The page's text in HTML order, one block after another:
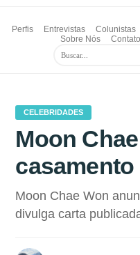
Perfis Entrevistas Colunistas
Sobre Nós
Contato
CELEBRIDADES
Moon
Moon Chae Won
divulga carta